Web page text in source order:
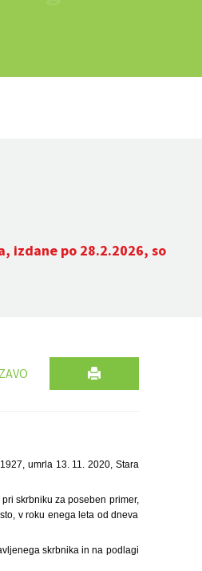
izdane po 28.2.2026, so
umrla 13. 11. 2020, Stara
skrbniku za poseben primer,
v roku enega leta od dneva
skrbnika in na podlagi